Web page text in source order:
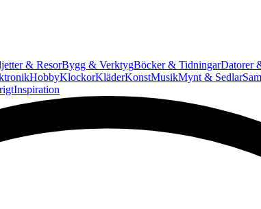
& ResorBygg & VerktygBöcker & TidningarDatorer
HobbyKlockorKläderKonstMusikMynt & Sedlar
Inspiration